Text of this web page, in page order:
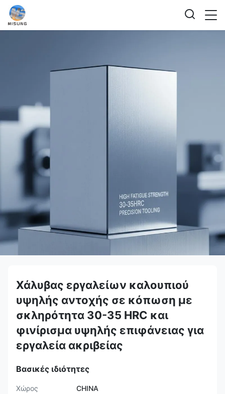
Χάλυβας εργαλείων καλουπιού
υψηλής αντοχής σε κόπωση με
σκληρότητα 30-35 HRC και
φινίρισμα υψηλής επιφάνειας για
εργαλεία ακριβείας
Βασικές ιδιότητες
Χώρος
CHINA